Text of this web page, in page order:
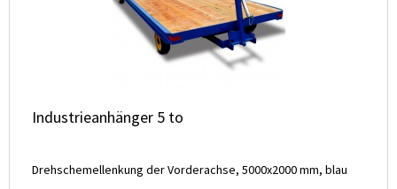
Industrieanhänger 5 to
Drehschemellenkung der Vorderachse, 5000x2000 mm, blau